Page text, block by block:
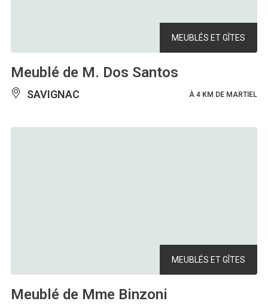
MEUBLÉS ET GÎTES
Meublé de M. Dos Santos
SAVIGNAC À 4 KM DE MARTIEL
MEUBLÉS ET GÎTES
Meublé de Mme Binzoni